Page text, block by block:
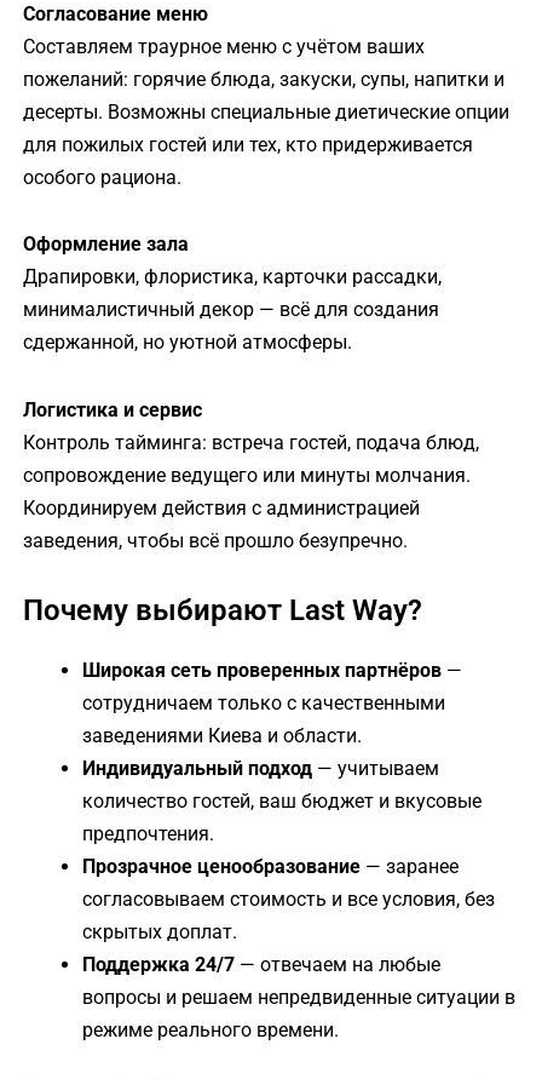
Согласование меню
Составляем траурное меню с учётом ваших
пожеланий: горячие блюда, закуски, супы, напитки и
десерты. Возможны специальные диетические опции
для пожилых гостей или тех, кто придерживается
особого рациона.
Оформление зала
Драпировки, флористика, карточки рассадки,
минималистичный декор — всё для создания
сдержанной, но уютной атмосферы.
Логистика и сервис
Контроль тайминга: встреча гостей, подача блюд,
сопровождение ведущего или минуты молчания.
Координируем действия с администрацией
заведения, чтобы всё прошло безупречно.
Почему выбирают Last Way?
Широкая сеть проверенных партнёров —
сотрудничаем только с качественными
заведениями Киева и области.
Индивидуальный подход — учитываем
количество гостей, ваш бюджет и вкусовые
предпочтения.
Прозрачное ценообразование — заранее
согласовываем стоимость и все условия, без
скрытых доплат.
Поддержка 24/7 — отвечаем на любые
вопросы и решаем непредвиденные ситуации в
режиме реального времени.